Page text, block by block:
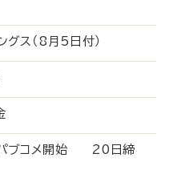
ングス（8月5日付）
金
パブコメ開始 20日締